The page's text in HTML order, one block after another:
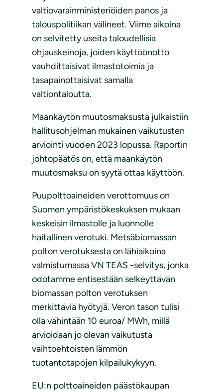
valtiovarainministeriöiden panos ja
talouspolitiikan välineet. Viime aikoina
on selvitetty useita taloudellisia
ohjauskeinoja, joiden käyttöönotto
vauhdittaisivat ilmastotoimia ja
tasapainottaisivat samalla
valtiontaloutta.
Maankäytön muutosmaksusta julkaistiin
hallitusohjelman mukainen vaikutusten
arviointi vuoden 2023 lopussa. Raportin
johtopäätös on, että maankäytön
muutosmaksu on syytä ottaa käyttöön.
Puupolttoaineiden verottomuus on
Suomen ympäristökeskuksen mukaan
keskeisin ilmastolle ja luonnolle
haitallinen verotuki. Metsäbiomassan
polton verotuksesta on lähiaikoina
valmistumassa VN TEAS -selvitys, jonka
odotamme entisestään selkeyttävän
biomassan polton verotuksen
merkittäviä hyötyjä. Veron tason tulisi
olla vähintään 10 euroa/ MWh, millä
arvioidaan jo olevan vaikutusta
vaihtoehtoisten lämmön
tuotantotapojen kilpailukykyyn.
EU:n polttoaineiden päästökaupan